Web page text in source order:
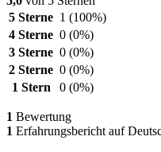
5 Sterne 1 (100%)
4 Sterne 0 (0%)
3 Sterne 0 (0%)
2 Sterne 0 (0%)
1 Stern
0 (0%)
1 Bewertung
1 Erfahrungsbericht auf